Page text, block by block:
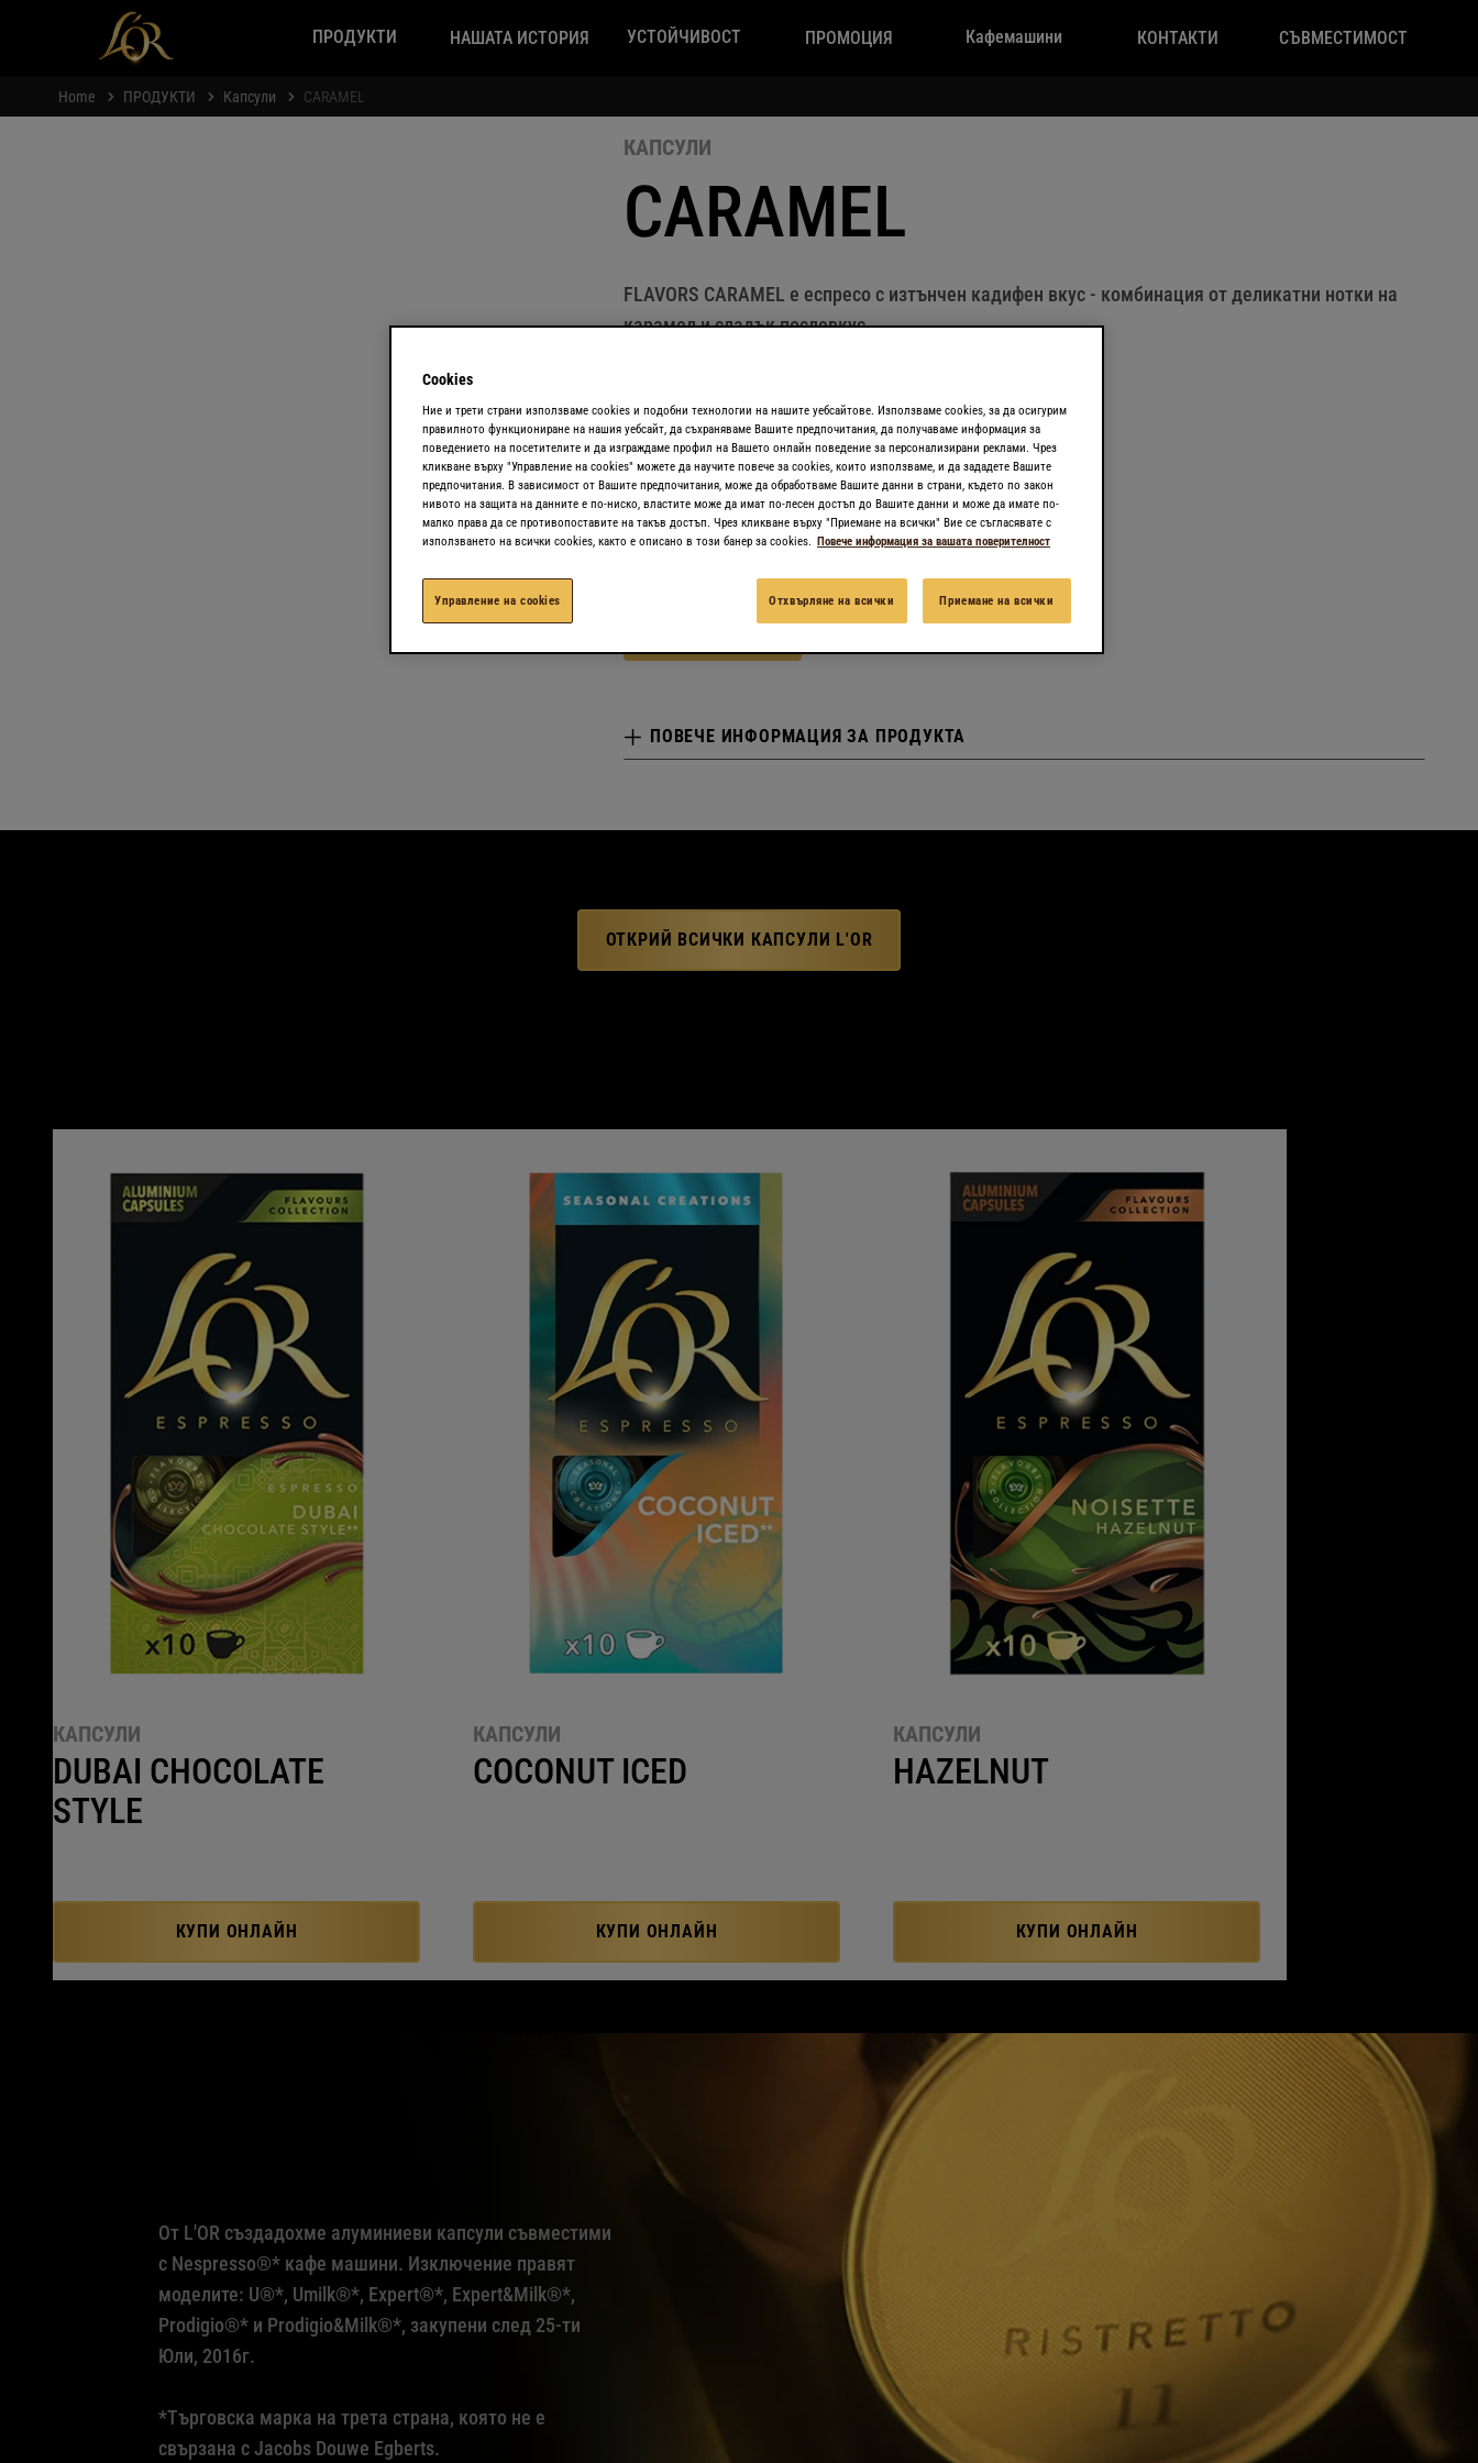
ПРОДУКТИ НАШАТА ИСТОРИЯ УСТОЙЧИВОСТ ПРОМОЦИЯ Кафемашини КОНТАКТИ СЪВМЕСТИМОСТ
Home ПРОДУКТИ Капсули CARAMEL
КАПСУЛИ
CARAMEL
FLAVORS CARAMEL e eспресо с изтънчен кадифен вкус - комбинация от деликатни нотки на
карамел и сладък послевкус. ​
ESPRESSO КАДИФЕН, СЛАДЪК & НЕЖЕН КАРАМЕЛ​
Налични размери
КУТИЯ С 10 БР. КАПСУЛИ
КУПИ ОНЛАЙН
ПОВЕЧЕ ИНФОРМАЦИЯ ЗА ПРОДУКТА
ОТКРИЙ ВСИЧКИ КАПСУЛИ L'OR
КАПСУЛИ
DUBAI CHOCOLATE
STYLE
КУПИ ОНЛАЙН
КАПСУЛИ
COCONUT ICED
КУПИ ОНЛАЙН
КАПСУЛИ
HAZELNUT
КУПИ ОНЛАЙН
От L'OR създадохме алуминиеви капсули съвместими
с Nespresso®* кафе машини. Изключение правят
моделите: U®*, Umilk®*, Expert®*, Expert&Milk®*,
Prodigio®* и Prodigio&Milk®*, закупени след 25-ти
Юли, 2016г.
*Търговска марка на трета страна, която не е
свързана с Jacobs Douwe Egberts.
Cookies
Ние и трети страни използваме cookies и подобни технологии на нашите уебсайтове. Използваме cookies, за да осигурим
правилното функциониране на нашия уебсайт, да съхраняваме Вашите предпочитания, да получаваме информация за
поведението на посетителите и да изграждаме профил на Вашето онлайн поведение за персонализирани реклами. Чрез
кликване върху "Управление на cookies" можете да научите повече за cookies, които използваме, и да зададете Вашите
предпочитания. В зависимост от Вашите предпочитания, може да обработваме Вашите данни в страни, където по закон
нивото на защита на данните е по-ниско, властите може да имат по-лесен достъп до Вашите данни и може да имате по-
малко права да се противопоставите на такъв достъп. Чрез кликване върху "Приемане на всички" Вие се съгласявате с
използването на всички cookies, както е описано в този банер за cookies. Повече информация за вашата поверителност
Управление на cookies Отхвърляне на всички Приемане на всички